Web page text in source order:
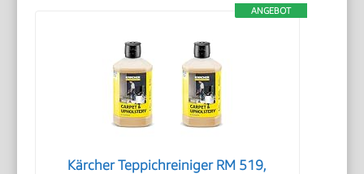
ANGEBOT
Kärcher Teppichreiniger RM 519,